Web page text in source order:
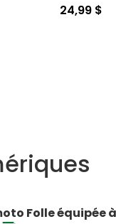
24,99 $
Folle équipée